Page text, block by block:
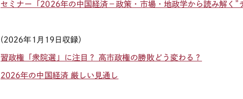
セミナー「2026年の中国経済－政策・市場・地政学から読み解く”
(2026年1月19 日収録）
習政権「衆院選」に注目？ 高市政権の勝敗どう変わる？
2026年の中国経済 厳しい見通し